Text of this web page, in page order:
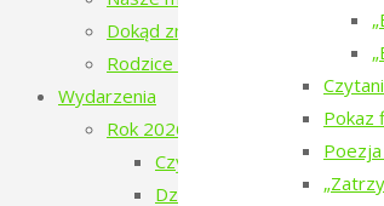
Pokaz
Dokąd zmierzamy?
Rodzice tropinki
Wydarzenia
Rok 2026
Czytanie Puszczy – filmy o
Dziesiąte urodziny Tropinki